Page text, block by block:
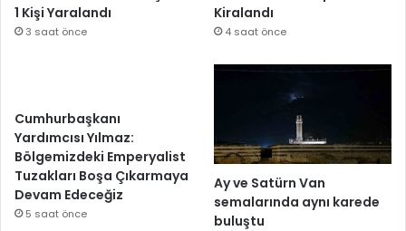
1 Kişi Yaralandı
3 saat önce
Kiralandı
4 saat önce
Cumhurbaşkanı
Yardımcısı Yılmaz:
Bölgemizdeki Emperyalist
Tuzakları Boşa Çıkarmaya
Devam Edeceğiz
5 saat önce
Ay ve Satürn Van
semalarında aynı karede
buluştu